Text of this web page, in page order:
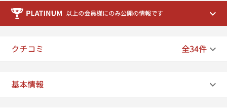
以上の会員様にのみ公開の情報です
クチコミ 全34件
基本情報